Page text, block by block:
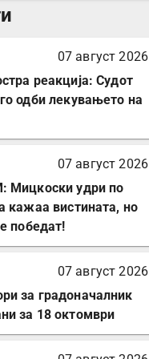
за заштита на
07 август 2026
реакција: Судот
одби лекувањето на
07 август 2026
Мицкоски удри по
кажаа вистината, но
победат!
07 август 2026
за градоначалник
за 18 октомври